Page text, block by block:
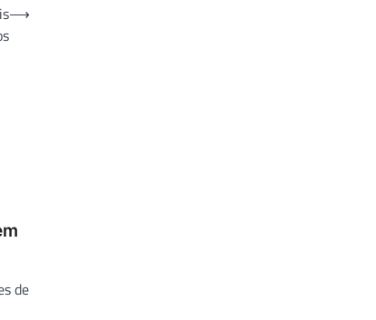
⟶
de